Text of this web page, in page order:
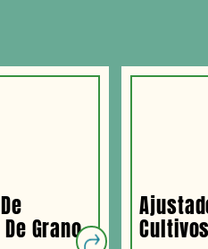
Grano Cultivos